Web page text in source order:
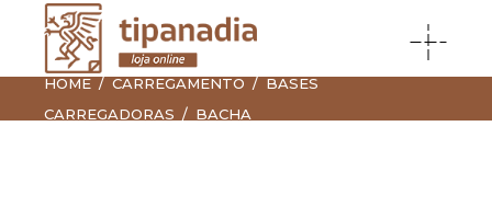
HOME CARREGAMENTO
BASES
CARREGADORAS
BACHA